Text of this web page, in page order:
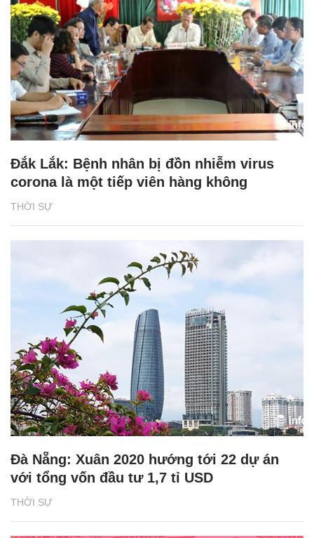
THỜI SỰ
Đắk Lắk: Bệnh nhân bị đồn nhiễm virus
corona là một tiếp viên hàng không
THỜI SỰ
Đà Nẵng: Xuân 2020 hướng tới 22 dự án
với tổng vốn đầu tư 1,7 tỉ USD